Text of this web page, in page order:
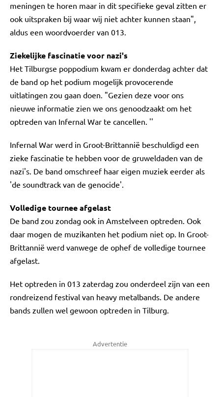
meningen te horen maar in dit specifieke geval zitten er
ook uitspraken bij waar wij niet achter kunnen staan",
aldus een woordvoerder van 013.
Ziekelijke fascinatie voor nazi's
Het Tilburgse poppodium kwam er donderdag achter dat
de band op het podium mogelijk provocerende
uitlatingen zou gaan doen. "Gezien deze voor ons
nieuwe informatie zien we ons genoodzaakt om het
optreden van Infernal War te cancellen. ''
Infernal War werd in Groot-Brittannië beschuldigd een
zieke fascinatie te hebben voor de gruweldaden van de
nazi's. De band omschreef haar eigen muziek eerder als
'de soundtrack van de genocide'.
Volledige tournee afgelast
De band zou zondag ook in Amstelveen optreden. Ook
daar mogen de muzikanten het podium niet op. In Groot-
Brittannië werd vanwege de ophef de volledige tournee
afgelast.
Het optreden in 013 zaterdag zou onderdeel zijn van een
rondreizend festival van heavy metalbands. De andere
bands zullen wel gewoon optreden in Tilburg.
Advertentie